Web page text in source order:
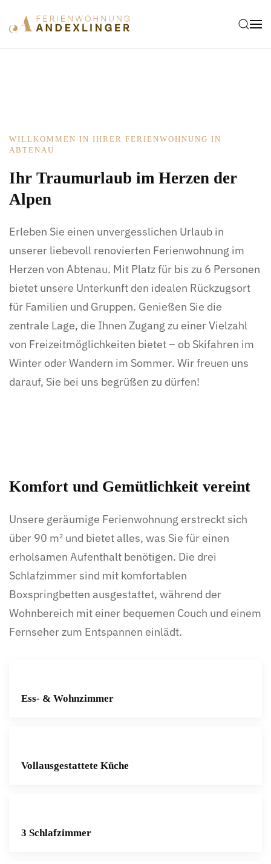
Zum Hauptinhalt springen
WILLKOMMEN IN IHRER FERIENWOHNUNG IN
ABTENAU
Ihr Traumurlaub im Herzen der
Alpen
Erleben Sie einen unvergesslichen Urlaub in
unserer liebevoll renovierten Ferienwohnung im
Herzen von Abtenau. Mit Platz für bis zu 6 Personen
bietet unsere Unterkunft den idealen Rückzugsort
für Familien und Gruppen. Genießen Sie die
zentrale Lage, die Ihnen Zugang zu einer Vielzahl
von Freizeitmöglichkeiten bietet – ob Skifahren im
Winter oder Wandern im Sommer. Wir freuen uns
darauf, Sie bei uns begrüßen zu dürfen!
Komfort und Gemütlichkeit vereint
Unsere geräumige Ferienwohnung erstreckt sich
über 90 m² und bietet alles, was Sie für einen
erholsamen Aufenthalt benötigen. Die drei
Schlafzimmer sind mit komfortablen
Boxspringbetten ausgestattet, während der
Wohnbereich mit einer bequemen Couch und einem
Fernseher zum Entspannen einlädt.
Ess- & Wohnzimmer
Vollausgestattete Küche
3 Schlafzimmer